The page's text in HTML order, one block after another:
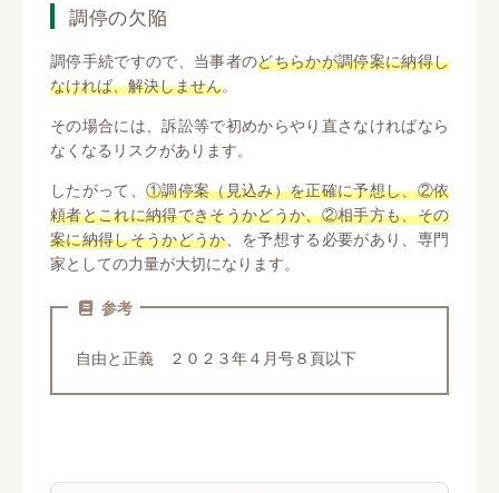
調停の欠陥
調停手続ですので、当事者のどちらかが調停案に納得し
なければ、解決しません。
その場合には、訴訟等で初めからやり直さなければなら
なくなるリスクがあります。
したがって、 ①調停案（見込み）を正確に予想し、②依
頼者とこれに納得できそうかどうか、②相手方も、その
案に納得しそうかどうか、を予想する必要があり、専門
家としての力量が大切になります。
参考
自由と正義 ２０２３年４月号８頁以下